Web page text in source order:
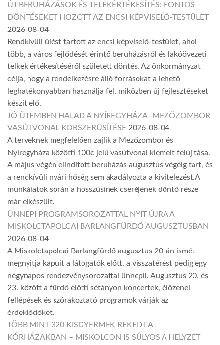
ÚJ BERUHÁZÁSOK ÉS TELEKÉRTÉKESÍTÉS: FONTOS
DÖNTÉSEKET HOZOTT AZ ENCSI KÉPVISELŐ-TESTÜLET
2026-08-04
Rendkívüli ülést tartott az encsi képviselő-testület, ahol
több, a város fejlődését érintő beruházásról és lakóövezeti
telkek értékesítéséről született döntés. Az önkormányzat
célja, hogy a rendelkezésre álló forrásokat a lehető
leghatékonyabban használja fel, miközben új fejlesztéseket
készít elő.
JÓ ÜTEMBEN HALAD A NYÍREGYHÁZA–MEZŐZOMBOR
VASÚTVONAL KORSZERŰSÍTÉSE 2026-08-04
A terveknek megfelelően zajlik a Mezőzombor és
Nyíregyháza közötti 100c jelű vasútvonal kiemelt felújítása.
A május végén elindított beruházás augusztus végéig tart, és
a rendkívüli nyári hőség sem akadályozta a kivitelezést.A
munkálatok során a hosszúsínek cseréjének döntő része
már elkészült.
ÜNNEPI PROGRAMSOROZATTAL NYIT ÚJRA A
MISKOLCTAPOLCAI BARLANGFÜRDŐ AUGUSZTUSBAN
2026-08-04
A Miskolctapolcai Barlangfürdő augusztus 20-án ismét
megnyitja kapuit a látogatók előtt, a visszatérést pedig egy
négynapos rendezvénysorozattal ünnepli. Augusztus 20. és
23. között a fürdő előtti sétányon koncertek, élőzenei
fellépések és szórakoztató programok várják az
érdeklődőket.
TÖBB MINT 320 KISGYERMEK REKEDT A
KÓRHÁZAKBAN – MISKOLCON IS SÚLYOS A HELYZET